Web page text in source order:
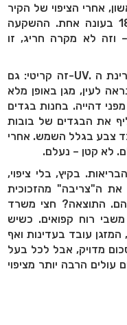
אחרי הציפוי של הקיר
הדרומי, הוצאות הקירור צנחו בכ-18% בעונה אחת. ההשקעה
18 חודשים – וזה לא מקרה חריג, זו
-UV.זה קריטי: גם
לעין, מגן באופן מלא
דהייה. בחנות בגדים
את הבגדים של בובות
צבע בגלל השמש. אחרי
לא קטן – נעלם.
בקיץ, בלי ציפוי,
את ה"צריבה" מהזכוכית
התוצאה? חצי משרד
רוח קפואים. כשיש
עובד בעדינות ואף
מדויק, אבל לכל בעל
הרבה יותר מציפוי